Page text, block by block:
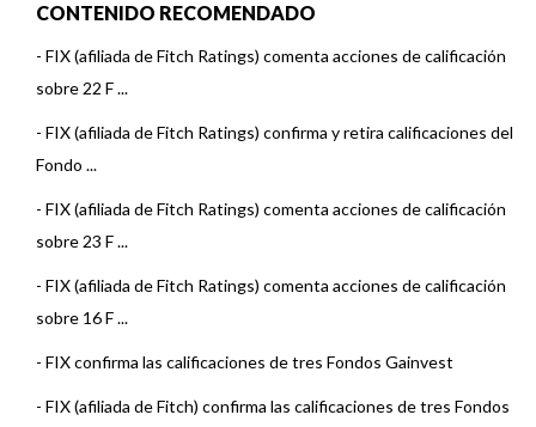
CONTENIDO RECOMENDADO
- FIX (afiliada de Fitch Ratings) comenta acciones de calificación
sobre 22 F ...
- FIX (afiliada de Fitch Ratings) confirma y retira calificaciones del
Fondo ...
- FIX (afiliada de Fitch Ratings) comenta acciones de calificación
sobre 23 F ...
- FIX (afiliada de Fitch Ratings) comenta acciones de calificación
sobre 16 F ...
- FIX confirma las calificaciones de tres Fondos Gainvest
- FIX (afiliada de Fitch) confirma las calificaciones de tres Fondos